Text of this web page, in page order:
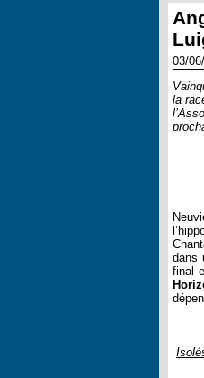
03/
la
dans
final